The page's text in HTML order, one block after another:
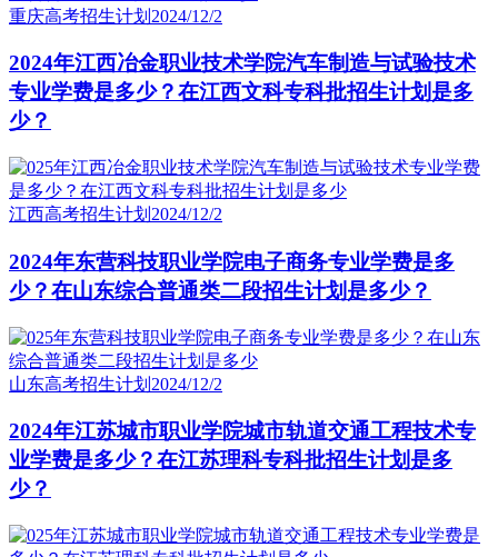
重庆高考招生计划 2024/12/2
2024年江西冶金职业技术学院汽车制造与试验技术
专业学费是多少？在江西文科专科批招生计划是多
少？
江西高考招生计划 2024/12/2
2024年东营科技职业学院电子商务专业学费是多
少？在山东综合普通类二段招生计划是多少？
山东高考招生计划 2024/12/2
2024年江苏城市职业学院城市轨道交通工程技术专
业学费是多少？在江苏理科专科批招生计划是多
少？